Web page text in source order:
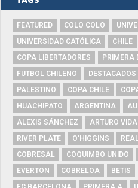
FEATURED COLO COLO
UNIVERSIDAD CATÓLICA
CHILE
COPA LIBERTADORES
PRIMERA
FUTBOL CHILENO
DESTACADOS
PALESTINO
COPA CHILE
HUACHIPATO
ARGENTINA
ALEXIS SÁNCHEZ
ARTURO
RIVER PLATE
O'HIGGINS
COBRESAL
COQUIMBO UNIDO
EVERTON
COBRELOA BETIS